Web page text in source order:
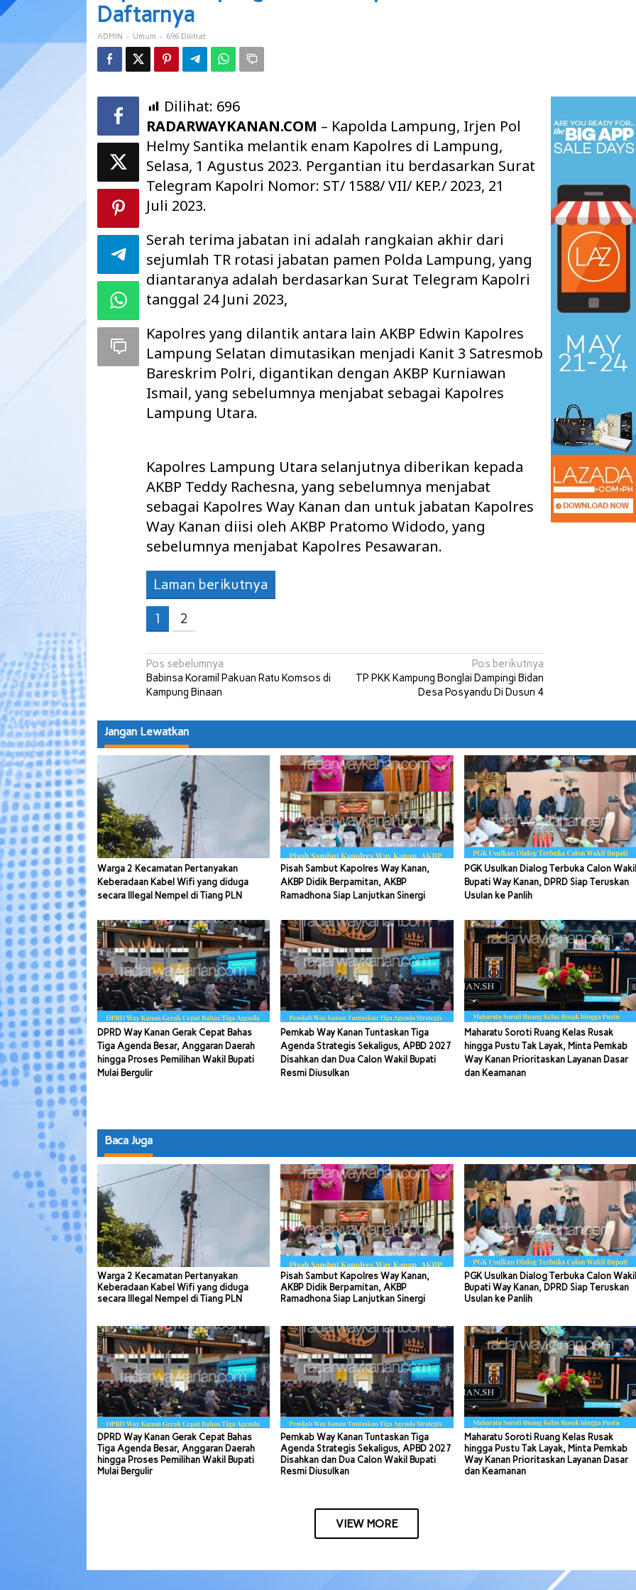
Ini,Berikut
Daftarnya
ADMIN - Umum - 696 Dilihat
Dilihat: 696
RADARWAYKANAN.COM – Kapolda Lampung, Irjen Pol
Helmy Santika melantik enam Kapolres di Lampung,
Selasa, 1 Agustus 2023. Pergantian itu berdasarkan Surat
Telegram Kapolri Nomor: ST/ 1588/ VII/ KEP./ 2023, 21
Juli 2023.
Serah terima jabatan ini adalah rangkaian akhir dari
sejumlah TR rotasi jabatan pamen Polda Lampung, yang
diantaranya adalah berdasarkan Surat Telegram Kapolri
tanggal 24 Juni 2023,
Kapolres yang dilantik antara lain AKBP Edwin Kapolres
Lampung Selatan dimutasikan menjadi Kanit 3 Satresmob
Bareskrim Polri, digantikan dengan AKBP Kurniawan
Ismail, yang sebelumnya menjabat sebagai Kapolres
Lampung Utara.
Kapolres Lampung Utara selanjutnya diberikan kepada
AKBP Teddy Rachesna, yang sebelumnya menjabat
sebagai Kapolres Way Kanan dan untuk jabatan Kapolres
Way Kanan diisi oleh AKBP Pratomo Widodo, yang
sebelumnya menjabat Kapolres Pesawaran.
Laman berikutnya
1
2
Navigasi
pos
Pos sebelumnya
Babinsa Koramil Pakuan Ratu Komsos di
Kampung Binaan
Pos berikutnya
TP PKK Kampung Bonglai Dampingi Bidan
Desa Posyandu Di Dusun 4
Jangan Lewatkan
Warga 2 Kecamatan Pertanyakan
Keberadaan Kabel Wifi yang diduga
secara Illegal Nempel di Tiang PLN
Pisah Sambut Kapolres Way Kanan,
AKBP Didik Berpamitan, AKBP
Ramadhona Siap Lanjutkan Sinergi
PGK Usulkan Dialog Terbuka Calon Wakil
Bupati Way Kanan, DPRD Siap Teruskan
Usulan ke Panlih
DPRD Way Kanan Gerak Cepat Bahas
Tiga Agenda Besar, Anggaran Daerah
hingga Proses Pemilihan Wakil Bupati
Mulai Bergulir
Pemkab Way Kanan Tuntaskan Tiga
Agenda Strategis Sekaligus, APBD 2027
Disahkan dan Dua Calon Wakil Bupati
Resmi Diusulkan
Maharatu Soroti Ruang Kelas Rusak
hingga Pustu Tak Layak, Minta Pemkab
Way Kanan Prioritaskan Layanan Dasar
dan Keamanan
Baca Juga
Warga 2 Kecamatan Pertanyakan
Keberadaan Kabel Wifi yang diduga
secara Illegal Nempel di Tiang PLN
Pisah Sambut Kapolres Way Kanan,
AKBP Didik Berpamitan, AKBP
Ramadhona Siap Lanjutkan Sinergi
PGK Usulkan Dialog Terbuka Calon Wakil
Bupati Way Kanan, DPRD Siap Teruskan
Usulan ke Panlih
DPRD Way Kanan Gerak Cepat Bahas
Tiga Agenda Besar, Anggaran Daerah
hingga Proses Pemilihan Wakil Bupati
Mulai Bergulir
Pemkab Way Kanan Tuntaskan Tiga
Agenda Strategis Sekaligus, APBD 2027
Disahkan dan Dua Calon Wakil Bupati
Resmi Diusulkan
Maharatu Soroti Ruang Kelas Rusak
hingga Pustu Tak Layak, Minta Pemkab
Way Kanan Prioritaskan Layanan Dasar
dan Keamanan
VIEW MORE
Pemkab Way Kanan Tuntaskan Tiga
Agenda Strategis Sekaligus, APBD
Warga 2 Kecamatan Pertanyakan
Keberadaan Kabel Wifi yang diduga
Pisah Sambut Kapolres Way Kanan,